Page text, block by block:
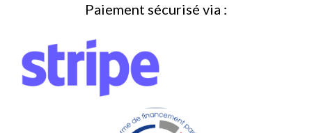
Paiement sécurisé via :